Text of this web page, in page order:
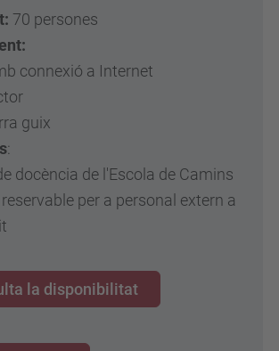
70 persones
connexió a Internet
guix
:
docència de l'Escola de Camins
per a personal extern a
la disponibilitat